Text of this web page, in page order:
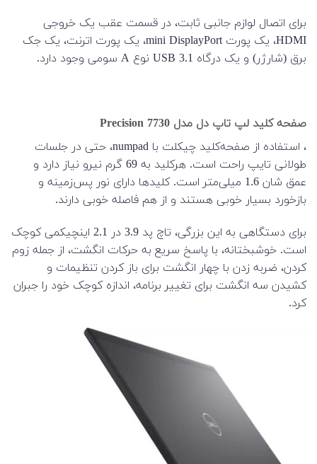
برای اتصال لوازم جانبی ثابت، در قسمت عقب یک خروجی
HDMI، یک پورت mini DisplayPort، یک پورت اترنت، یک جک
برق (شارژر) و یک درگاه USB 3.1 نوع A سومی وجود دارد.
صفحه کلید لپ تاپ دل مدل Precision 7730
، استفاده از صفحه‌کلید چیکلت با numpad، حتی در جلسات
طولانی تایپ راحت است. هرکلید به 69 گرم نیرو نیاز دارد و
عمق شان 1.6 میلی‌متر است. کلیدها دارای نور پس‌زمینه و
بازخورد بسیار خوبی هستند و از هم فاصله خوبی دارند.
برای دستگاهی به این بزرگی، تاچ پد 3.9 در 2.1 اینچیکمی کوچک
است. خوشبختانه، با پاسخ سریع به حرکات انگشت، از جمله زوم
کردن، ضربه زدن با چهار انگشت برای باز کردن تنظیمات و
کشیدن سه انگشت برای تغییر برنامه، اندازه کوچک خود را جبران
کرد.